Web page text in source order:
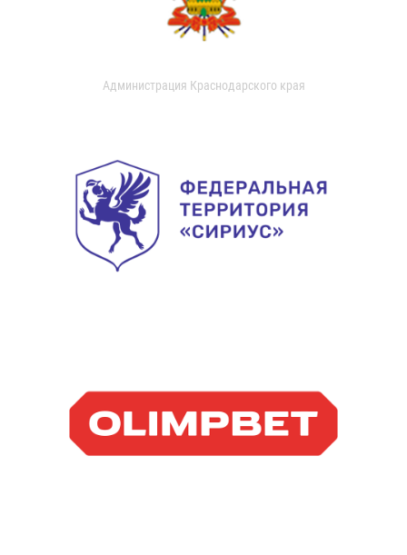
Администрация Краснодарского края